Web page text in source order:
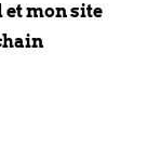
mon site